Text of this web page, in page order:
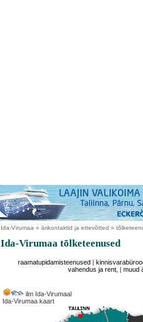
Ida-Virumaa » ärikontaktid ja ettevõtted »
Ida-Virumaa tõlketeenused
raamatupidamisteenused
vahendus ja rent,
|muud
ilm Ida-Virumaal
Ida-Virumaa kaart